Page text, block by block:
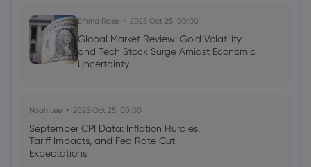
Emma Rose 2025 Oct 25, 00:00
Global Market Review: Gold Volatility
and Tech Stock Surge Amidst Economic
Uncertainty
Noah Lee 2025 Oct 25, 00:00
September CPI Data: Inflation Hurdles,
Tariff Impacts, and Fed Rate Cut
Expectations